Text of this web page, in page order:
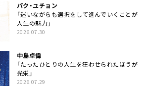
パク・ユチョン
「迷いながらも選択をして進んでいくことが
人生の魅力」
2026.07.30
中島卓偉
「たったひとりの人生を狂わせられたほうが
光栄」
2026.07.29